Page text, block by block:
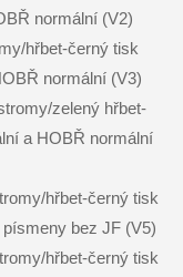
normální (V2)
hřbet-černý tisk
normální (V3)
zelený hřbet-
a HOBŘ normální
hřbet-černý tisk
bez JF (V5)
hřbet-černý tisk